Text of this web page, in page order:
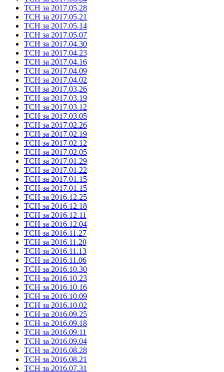
ТСН за 2017.05.28
ТСН за 2017.05.21
ТСН за 2017.05.14
ТСН за 2017.05.07
ТСН за 2017.04.30
ТСН за 2017.04.23
ТСН за 2017.04.16
ТСН за 2017.04.09
ТСН за 2017.04.02
ТСН за 2017.03.26
ТСН за 2017.03.19
ТСН за 2017.03.12
ТСН за 2017.03.05
ТСН за 2017.02.26
ТСН за 2017.02.19
ТСН за 2017.02.12
ТСН за 2017.02.05
ТСН за 2017.01.29
ТСН за 2017.01.22
ТСН за 2017.01.15
ТСН за 2017.01.15
ТСН за 2016.12.25
ТСН за 2016.12.18
ТСН за 2016.12.11
ТСН за 2016.12.04
ТСН за 2016.11.27
ТСН за 2016.11.20
ТСН за 2016.11.13
ТСН за 2016.11.06
ТСН за 2016.10.30
ТСН за 2016.10.23
ТСН за 2016.10.16
ТСН за 2016.10.09
ТСН за 2016.10.02
ТСН за 2016.09.25
ТСН за 2016.09.18
ТСН за 2016.09.11
ТСН за 2016.09.04
ТСН за 2016.08.28
ТСН за 2016.08.21
ТСН за 2016.07.31